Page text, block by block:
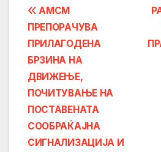
Post
navigation
АМСМ
ПРЕПОРАЧУВА
ПРИЛАГОДЕНА
БРЗИНА НА
ДВИЖЕЊЕ,
ПОЧИТУВАЊЕ НА
ПОСТАВЕНАТА
СООБРАЌАЈНА
СИГНАЛИЗАЦИЈА И